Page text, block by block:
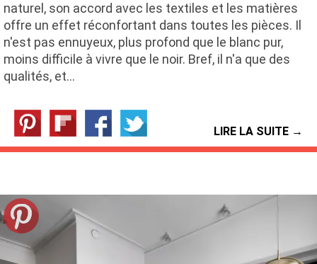
naturel, son accord avec les textiles et les matières
offre un effet réconfortant dans toutes les pièces. Il
n'est pas ennuyeux, plus profond que le blanc pur,
moins difficile à vivre que le noir. Bref, il n'a que des
qualités, et…
LIRE LA SUITE →